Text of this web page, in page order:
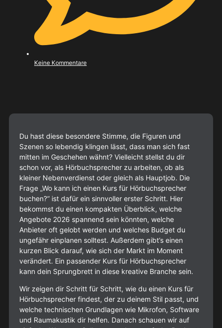
Keine Kommentare
Du hast diese besondere Stimme, die Figuren und
Szenen so lebendig klingen lässt, dass man sich fast
mitten im Geschehen wähnt? Vielleicht stellst du dir
schon vor, als Hörbuchsprecher zu arbeiten, ob als
kleiner Nebenverdienst oder gleich als Hauptjob. Die
Frage „Wo kann ich einen Kurs für Hörbuchsprecher
buchen?“ ist dafür ein sinnvoller erster Schritt. Hier
bekommst du einen kompakten Überblick, welche
Angebote 2026 spannend sein könnten, welche
Anbieter oft gelobt werden und welches Budget du
ungefähr einplanen solltest. Außerdem gibt’s einen
kurzen Blick darauf, wie sich der Markt im Moment
verändert. Ein passender Kurs für Hörbuchsprecher
kann dein Sprungbrett in diese kreative Branche sein.
Wir zeigen dir Schritt für Schritt, wie du einen Kurs für
Hörbuchsprecher findest, der zu deinem Stil passt, und
welche technischen Grundlagen wie Mikrofon, Software
und Raumakustik dir helfen. Danach schauen wir auf